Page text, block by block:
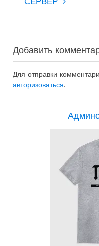
Добавить
Для отправки
авторизоваться.